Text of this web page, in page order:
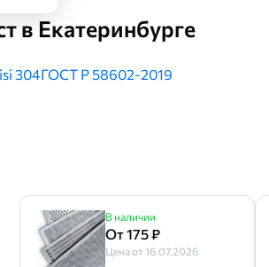
в Екатеринбурге
304ГОСТ Р 58602-2019
В наличии
От 175 ₽
Цена от 16.07.2026